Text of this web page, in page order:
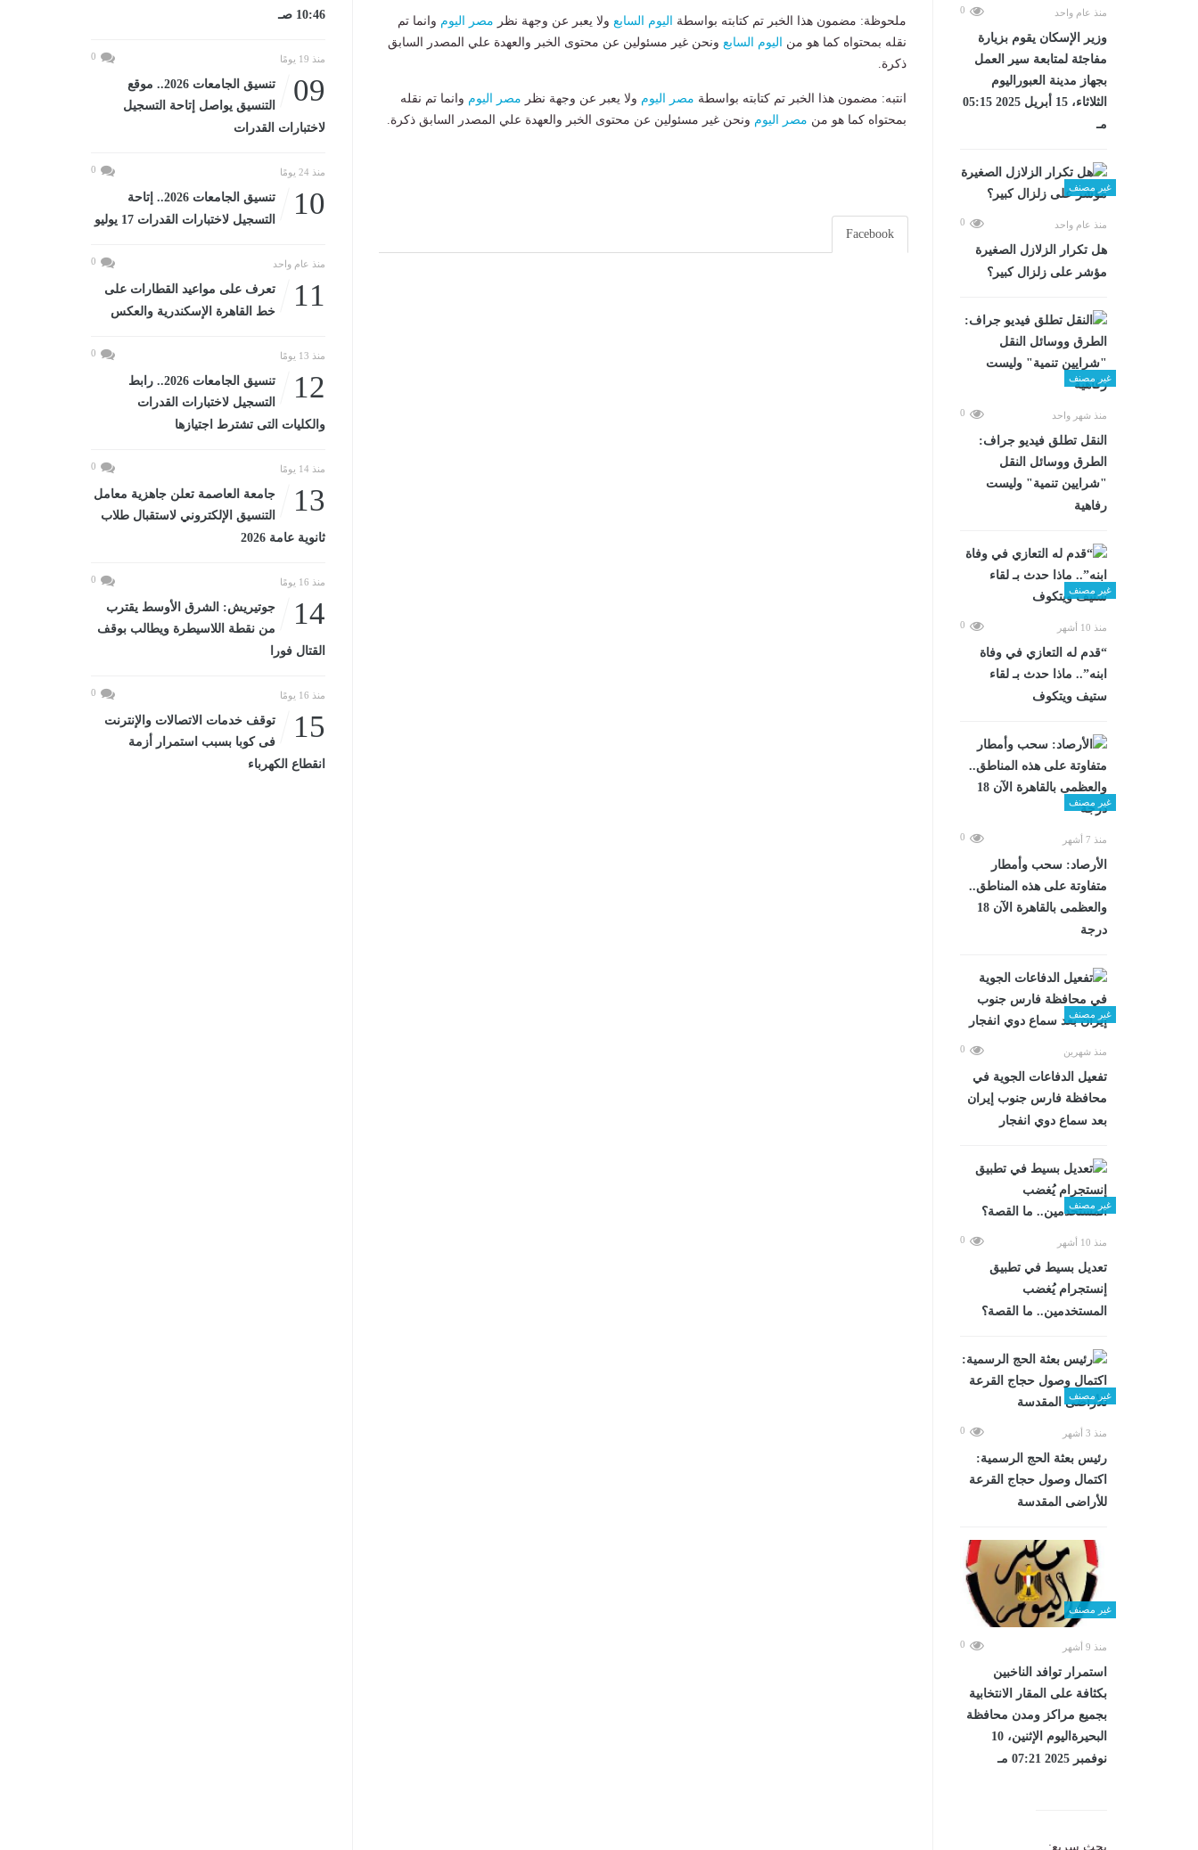
منذ عام واحد 0
وزير الإسكان يقوم بزيارة
مفاجئة لمتابعة سير العمل
بجهاز مدينة العبوراليوم
الثلاثاء، 15 أبريل 2025 05:15
مـ
غير مصنف
منذ عام واحد 0
هل تكرار الزلازل الصغيرة
مؤشر على زلزال كبير؟
غير مصنف
منذ شهر واحد 0
​النقل تطلق فيديو جراف:
الطرق ووسائل النقل
"شرايين تنمية" وليست
رفاهية
غير مصنف
منذ 10 أشهر 0
“قدم له التعازي في وفاة
ابنه”.. ماذا حدث بـ لقاء
ستيف ويتكوف
غير مصنف
منذ 7 أشهر 0
الأرصاد: سحب وأمطار
متفاوتة على هذه المناطق..
والعظمى بالقاهرة الآن 18
درجة
غير مصنف
منذ شهرين 0
تفعيل الدفاعات الجوية في
محافظة فارس جنوب إيران
بعد سماع دوي انفجار
غير مصنف
منذ 10 أشهر 0
تعديل بسيط في تطبيق
إنستجرام يُغضب
المستخدمين.. ما القصة؟
غير مصنف
منذ 3 أشهر 0
رئيس بعثة الحج الرسمية:
اكتمال وصول حجاج القرعة
للأراضى المقدسة
غير مصنف
منذ 9 أشهر 0
استمرار توافد الناخبين
بكثافة على المقار الانتخابية
بجميع مراكز ومدن محافظة
البحيرةاليوم الإثنين، 10
نوفمبر 2025 07:21 مـ
بحث سريع:
ملحوظة: مضمون هذا الخبر تم كتابته بواسطة اليوم السابع ولا يعبر عن وجهة نظر مصر اليوم وانما تم
نقله بمحتواه كما هو من
اليوم السابع ونحن غير مسئولين عن محتوى الخبر والعهدة علي المصدر السابق
ذكرة.
انتبه: مضمون هذا الخبر تم كتابته بواسطة مصر اليوم ولا يعبر عن وجهة نظر مصر اليوم وانما تم نقله
بمحتواه كما هو من مصر اليوم ونحن غير مسئولين عن محتوى الخبر والعهدة علي المصدر السابق ذكرة.
Facebook
10:46 صـ
منذ 19 يومًا 0
09
تنسيق الجامعات 2026.. موقع
التنسيق يواصل إتاحة التسجيل
لاختبارات القدرات
منذ 24 يومًا 0
10
تنسيق الجامعات 2026.. إتاحة
التسجيل لاختبارات القدرات 17 يوليو
منذ عام واحد 0
11
تعرف على مواعيد القطارات على
خط القاهرة الإسكندرية والعكس
منذ 13 يومًا 0
12
تنسيق الجامعات 2026.. رابط
التسجيل لاختبارات القدرات
والكليات التى تشترط اجتيازها
منذ 14 يومًا 0
13
جامعة العاصمة تعلن جاهزية معامل
التنسيق الإلكتروني لاستقبال طلاب
ثانوية عامة 2026
منذ 16 يومًا 0
14
جوتيريش: الشرق الأوسط يقترب
من نقطة اللاسيطرة ويطالب بوقف
القتال فورا
منذ 16 يومًا 0
15
توقف خدمات الاتصالات والإنترنت
فى كوبا بسبب استمرار أزمة
انقطاع الكهرباء